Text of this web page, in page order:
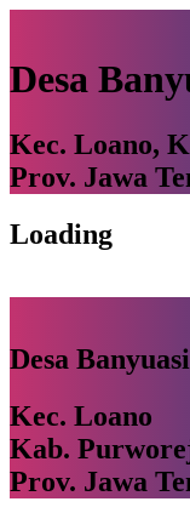
Desa
Kec. Loano,
Prov. Jawa
Loading
Desa
Kec. Loano
Kab.
Prov. Jawa